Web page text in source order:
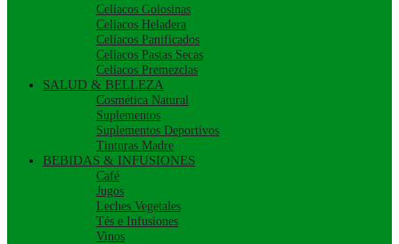
Celíacos Golosinas
Celíacos Heladera
Celíacos Panificados
Celíacos Pastas Secas
Celíacos Premezclas
SALUD & BELLEZA
Cosmética Natural
Suplementos
Suplementos Deportivos
Tinturas Madre
BEBIDAS & INFUSIONES
Café
Jugos
Leches Vegetales
Tés e Infusiones
Vinos